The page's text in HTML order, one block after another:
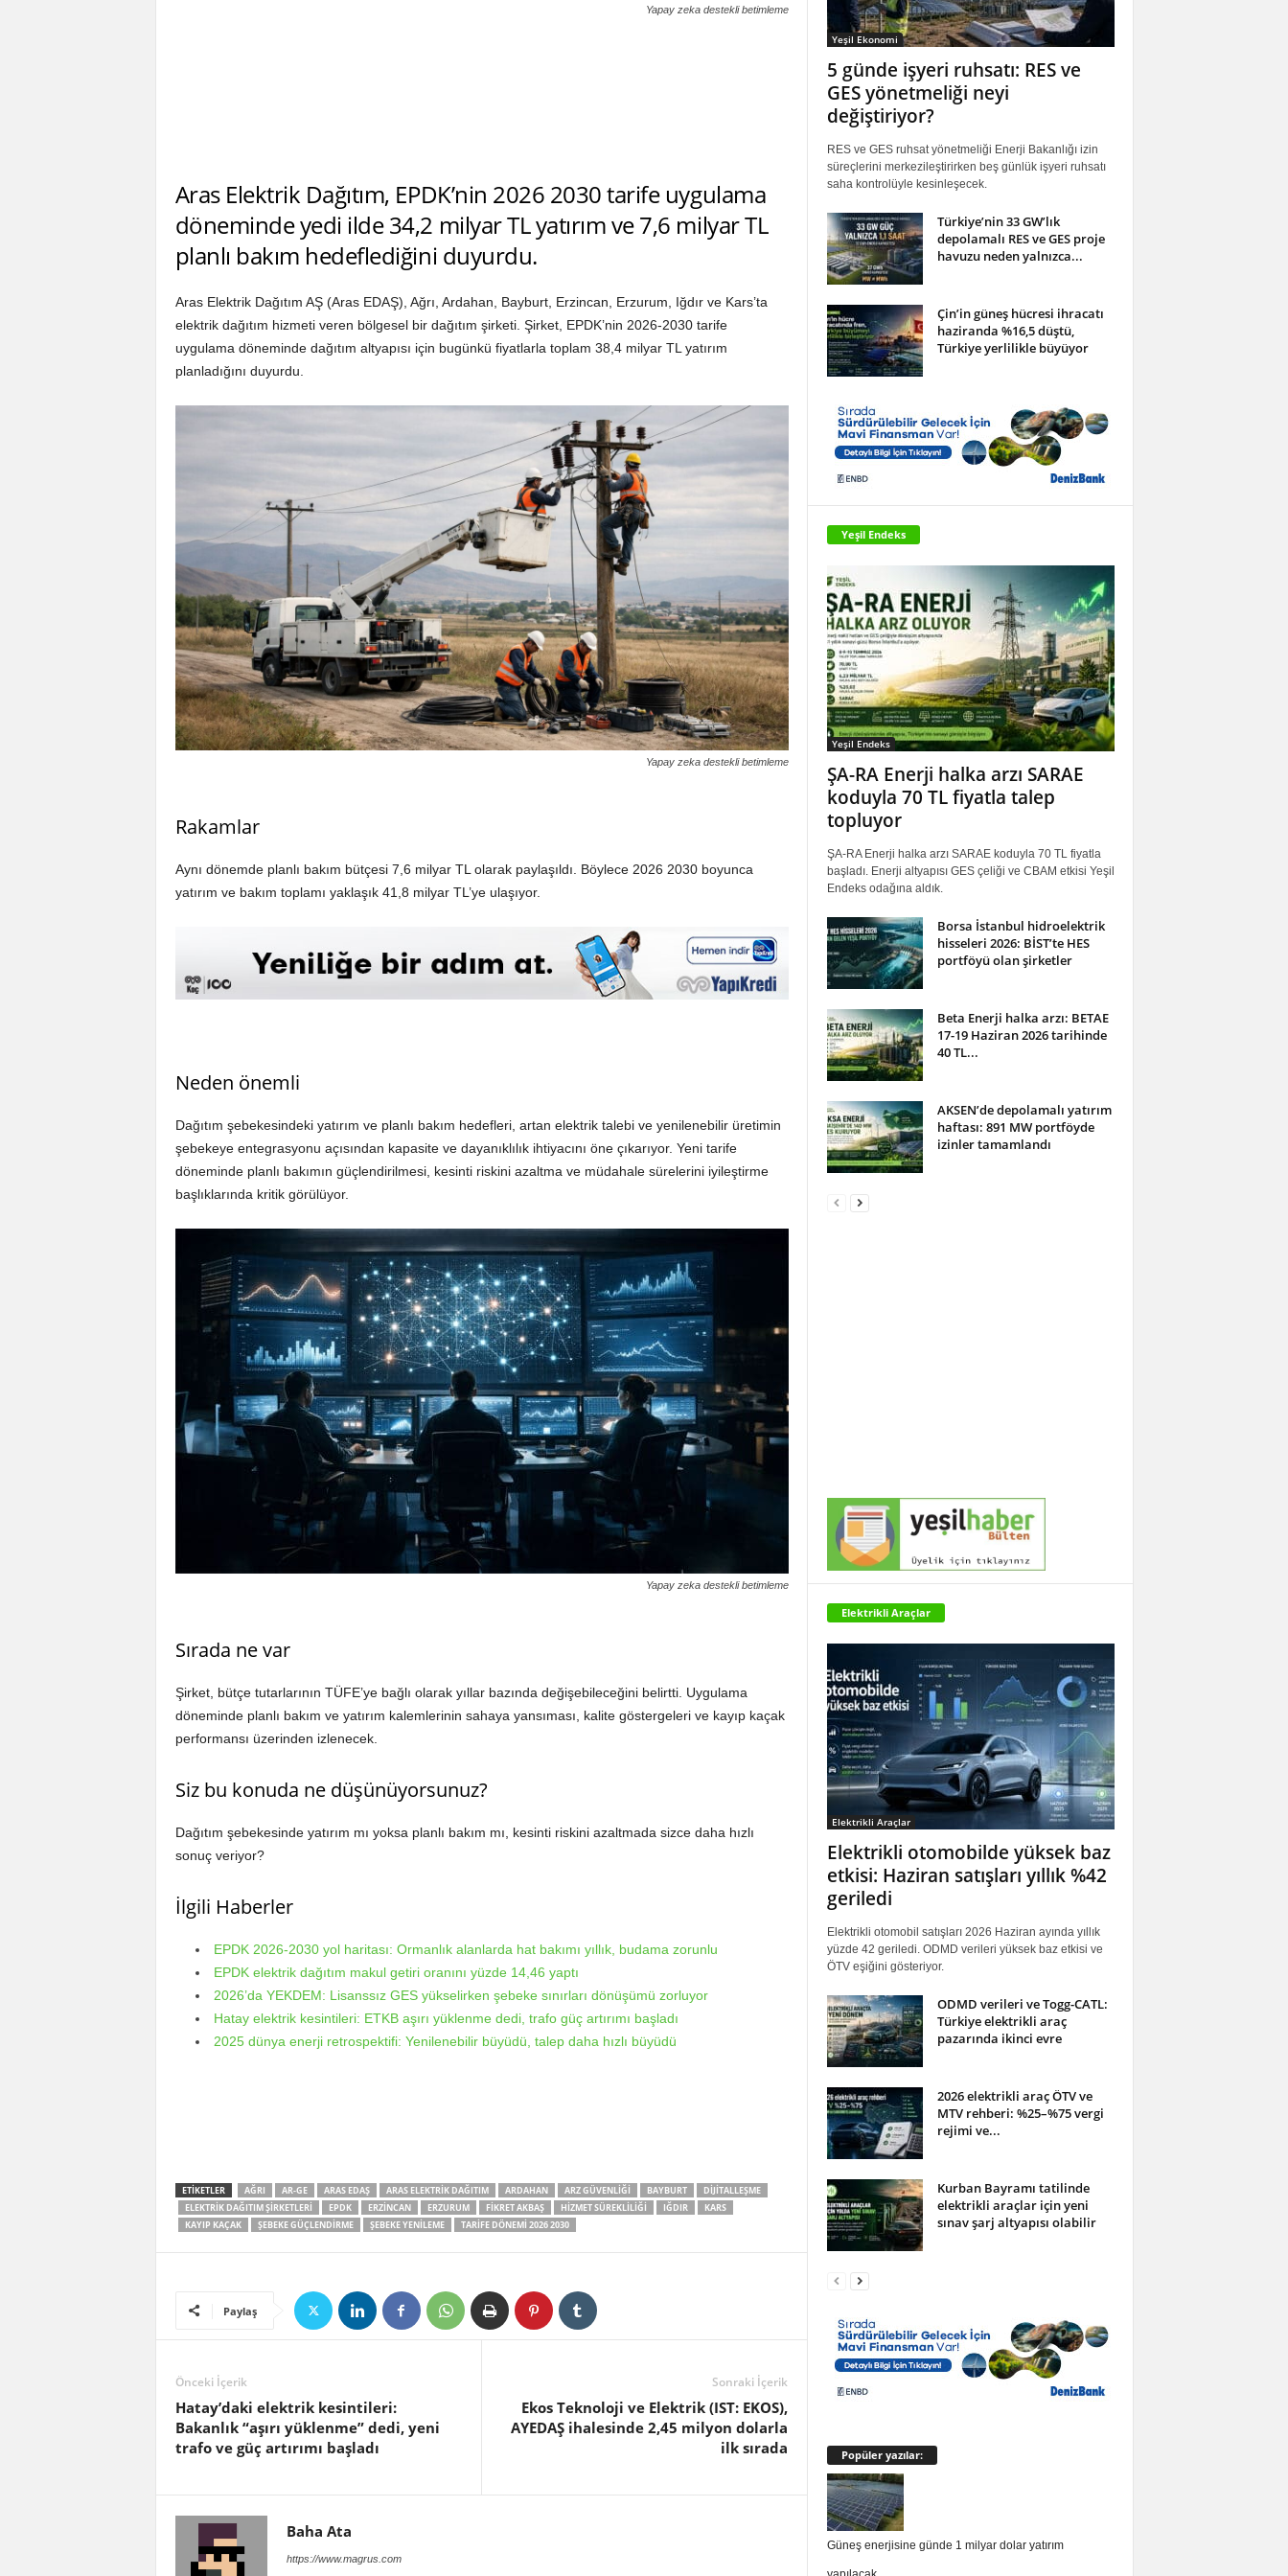
Yapay zeka destekli betimleme
Aras Elektrik Dağıtım, EPDK’nin 2026 2030 tarife uygulama
döneminde yedi ilde 34,2 milyar TL yatırım ve 7,6 milyar TL
planlı bakım hedeflediğini duyurdu.
Aras Elektrik Dağıtım AŞ (Aras EDAŞ), Ağrı, Ardahan, Bayburt, Erzincan, Erzurum, Iğdır ve Kars’ta
elektrik dağıtım hizmeti veren bölgesel bir dağıtım şirketi. Şirket, EPDK’nin 2026-2030 tarife
uygulama döneminde dağıtım altyapısı için bugünkü fiyatlarla toplam 38,4 milyar TL yatırım
planladığını duyurdu.
Yapay zeka destekli betimleme
Rakamlar
Aynı dönemde planlı bakım bütçesi 7,6 milyar TL olarak paylaşıldı. Böylece 2026 2030 boyunca
yatırım ve bakım toplamı yaklaşık 41,8 milyar TL’ye ulaşıyor.
Neden önemli
Dağıtım şebekesindeki yatırım ve planlı bakım hedefleri, artan elektrik talebi ve yenilenebilir üretimin
şebekeye entegrasyonu açısından kapasite ve dayanıklılık ihtiyacını öne çıkarıyor. Yeni tarife
döneminde planlı bakımın güçlendirilmesi, kesinti riskini azaltma ve müdahale sürelerini iyileştirme
başlıklarında kritik görülüyor.
Yapay zeka destekli betimleme
Sırada ne var
Şirket, bütçe tutarlarının TÜFE’ye bağlı olarak yıllar bazında değişebileceğini belirtti. Uygulama
döneminde planlı bakım ve yatırım kalemlerinin sahaya yansıması, kalite göstergeleri ve kayıp kaçak
performansı üzerinden izlenecek.
Siz bu konuda ne düşünüyorsunuz?
Dağıtım şebekesinde yatırım mı yoksa planlı bakım mı, kesinti riskini azaltmada sizce daha hızlı
sonuç veriyor?
İlgili Haberler
EPDK 2026-2030 yol haritası: Ormanlık alanlarda hat bakımı yıllık, budama zorunlu
EPDK elektrik dağıtım makul getiri oranını yüzde 14,46 yaptı
2026’da YEKDEM: Lisanssız GES yükselirken şebeke sınırları dönüşümü zorluyor
Hatay elektrik kesintileri: ETKB aşırı yüklenme dedi, trafo güç artırımı başladı
2025 dünya enerji retrospektifi: Yenilenebilir büyüdü, talep daha hızlı büyüdü
ETIKETLER AĞRI AR-GE ARAS EDAŞ ARAS ELEKTRIK DAĞITIM ARDAHAN ARZ GÜVENLIĞI BAYBURT
DIJITALLEŞME
ELEKTRIK DAĞITIM ŞIRKETLERI
EPDK ERZINCAN ERZURUM FIKRET AKBAŞ HIZMET SÜREKLILIĞI IĞDIR
KARS
KAYIP KAÇAK
ŞEBEKE GÜÇLENDIRME ŞEBEKE YENILEME TARIFE DÖNEMI 2026 2030
Paylaş
Önceki İçerik
Hatay’daki elektrik kesintileri:
Bakanlık “aşırı yüklenme” dedi, yeni
trafo ve güç artırımı başladı
Sonraki İçerik
Ekos Teknoloji ve Elektrik (IST: EKOS),
AYEDAŞ ihalesinde 2,45 milyon dolarla
ilk sırada
Baha Ata
https://www.magrus.com
Yeşil Ekonomi
5 günde işyeri ruhsatı: RES ve
GES yönetmeliği neyi
değiştiriyor?
RES ve GES ruhsat yönetmeliği Enerji Bakanlığı izin
süreçlerini merkezileştirirken beş günlük işyeri ruhsatı
saha kontrolüyle kesinleşecek.
Türkiye’nin 33 GW’lık
depolamalı RES ve GES proje
havuzu neden yalnızca...
Çin’in güneş hücresi ihracatı
haziranda %16,5 düştü,
Türkiye yerlilikle büyüyor
Yeşil Endeks
Yeşil Endeks
ŞA-RA Enerji halka arzı SARAE
koduyla 70 TL fiyatla talep
topluyor
ŞA-RA Enerji halka arzı SARAE koduyla 70 TL fiyatla
başladı. Enerji altyapısı GES çeliği ve CBAM etkisi Yeşil
Endeks odağına aldık.
Borsa İstanbul hidroelektrik
hisseleri 2026: BİST’te HES
portföyü olan şirketler
Beta Enerji halka arzı: BETAE
17-19 Haziran 2026 tarihinde
40 TL...
AKSEN’de depolamalı yatırım
haftası: 891 MW portföyde
izinler tamamlandı
Elektrikli Araçlar
Elektrikli Araçlar
Elektrikli otomobilde yüksek baz
etkisi: Haziran satışları yıllık %42
geriledi
Elektrikli otomobil satışları 2026 Haziran ayında yıllık
yüzde 42 geriledi. ODMD verileri yüksek baz etkisi ve
ÖTV eşiğini gösteriyor.
ODMD verileri ve Togg-CATL:
Türkiye elektrikli araç
pazarında ikinci evre
2026 elektrikli araç ÖTV ve
MTV rehberi: %25–%75 vergi
rejimi ve...
Kurban Bayramı tatilinde
elektrikli araçlar için yeni
sınav şarj altyapısı olabilir
Popüler yazılar:
Güneş enerjisine günde 1 milyar dolar yatırım